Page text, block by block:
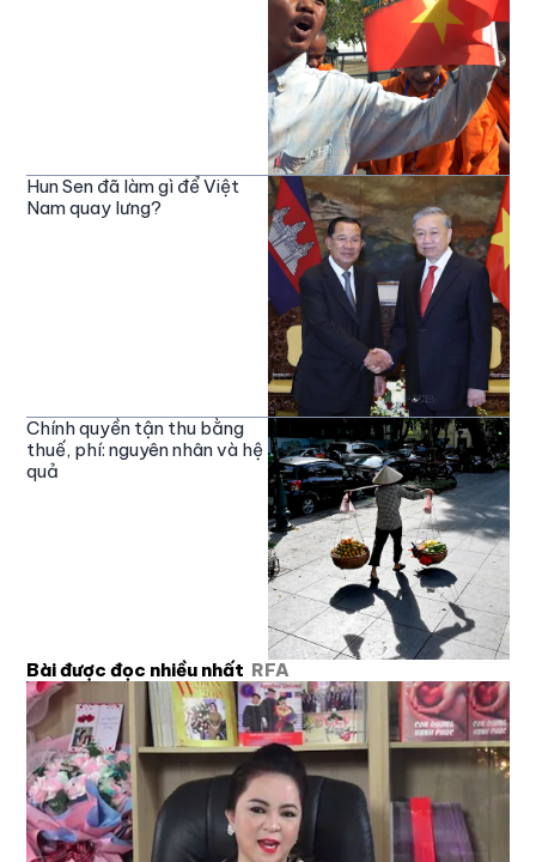
Hun Sen đã làm gì để Việt
Nam quay lưng?
Chính quyền tận thu bằng
thuế, phí: nguyên nhân và hệ
quả
Bài được đọc nhiều nhất RFA